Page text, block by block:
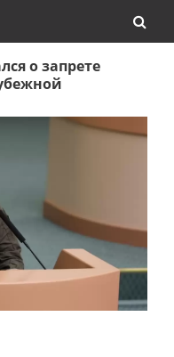
о запрете